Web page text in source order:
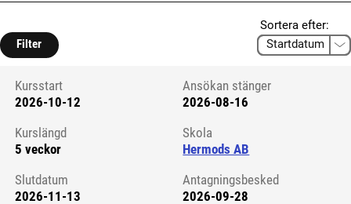
Filter
Sortera efter:
Kursstart 6115876
Kursstart
2026-10-12
Ansökan stänger
2026-08-16
Kurslängd
5 veckor
Skola
Hermods AB
Slutdatum
2026-11-13
Antagningsbesked
2026-09-28